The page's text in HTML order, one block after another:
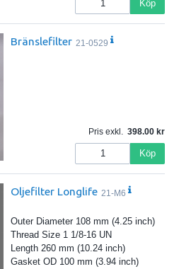
Köp
Bränslefilter 21-0529
Pris exkl. 398.00
Köp
Oljefilter Longlife 21-M6
Outer Diameter 108 mm (4.25 inch)
Thread Size 1 1/8-16 UN
Length 260 mm (10.24 inch)
Gasket OD 100 mm (3.94 inch)